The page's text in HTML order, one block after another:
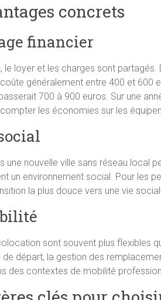
concrets
financier
le loyer et les charges sont partagés.
généralement entre 400 et 600
700 à 900 euros. Sur une
compter les économies sur les
une nouvelle ville sans réseau local
un environnement social. Pour les
la plus douce vers une vie
sont souvent plus flexibles
de départ, la gestion des
des contextes de mobilité